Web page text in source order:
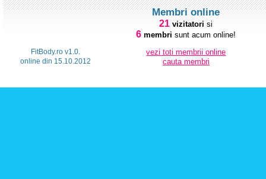
FitBody.ro v1.0.
online din 15.10.2012
Membri online
21 vizitatori si
6 membri sunt acum online!
vezi toti membrii online
cauta membri